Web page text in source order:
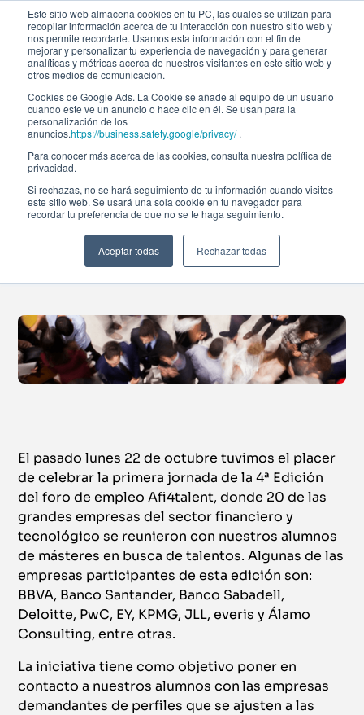
Este sitio web almacena cookies en tu PC, las cuales se utilizan para
recopilar información acerca de tu interacción con nuestro sitio web y
nos permite recordarte. Usamos esta información con el fin de
mejorar y personalizar tu experiencia de navegación y para generar
analíticas y métricas acerca de nuestros visitantes en este sitio web y
otros medios de comunicación.
Cookies de Google Ads. La Cookie se añade al equipo de un usuario
cuando este ve un anuncio o hace clic en él. Se usan para la
personalización de los
anuncios.https://business.safety.google/privacy/.
Para conocer más acerca de las cookies, consulta nuestra política de
privacidad.
Si rechazas, no se hará seguimiento de tu información cuando visites
este sitio web. Se usará una sola cookie en tu navegador para
recordar tu preferencia de que no se te haga seguimiento.
Aceptar todas Rechazar todas
Noticias
4ª Edición del foro de
Empleo Afi4Talent
22-oct-2018
El pasado lunes 22 de octubre tuvimos el placer
de celebrar la primera jornada de la 4ª Edición
del foro de empleo Afi4talent, donde 20 de las
grandes empresas del sector financiero y
tecnológico se reunieron con nuestros alumnos
de másteres en busca de talentos. Algunas de las
empresas participantes de esta edición son:
BBVA, Banco Santander, Banco Sabadell,
Deloitte, PwC, EY, KPMG, JLL, everis y Álamo
Consulting, entre otras.
La iniciativa tiene como objetivo poner en
contacto a nuestros alumnos con las empresas
demandantes de perfiles que se ajusten a las